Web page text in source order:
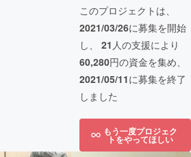
このプロジェクトは、
2021/03/26に募集を開始
し、 21 人の支援により
60,280円の資金を集め、
2021/05/11に募集を終了
しました
もう一度プロジェク
トをやってほしい